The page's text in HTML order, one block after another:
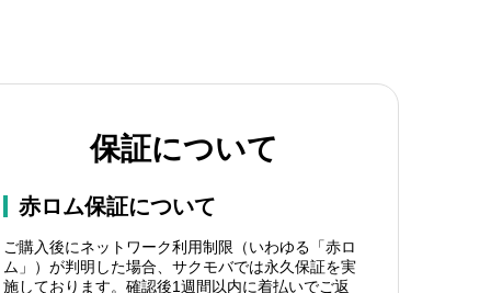
保証について
赤ロム保証について
ご購入後にネットワーク利用制限（いわゆる「赤ロ
ム」）が判明した場合、サクモバでは永久保証を実
施しております。確認後1週間以内に着払いでご返